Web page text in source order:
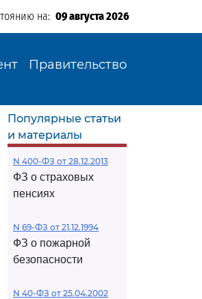
на: 09 августа 2026
Правительство
Популярные статьи
и материалы
N 400-ФЗ от 28.12.2013
ФЗ о страховых
пенсиях
N 69-ФЗ от 21.12.1994
ФЗ о пожарной
безопасности
N 40-ФЗ от 25.04.2002